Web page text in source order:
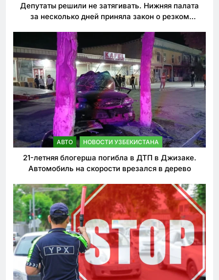
Депутаты решили не затягивать. Нижняя палата
за несколько дней приняла закон о резком
АВТО НОВОСТИ УЗБЕКИСТАНА
21-летняя блогерша погибла в ДТП в Джизаке.
Автомобиль на скорости врезался в дерево